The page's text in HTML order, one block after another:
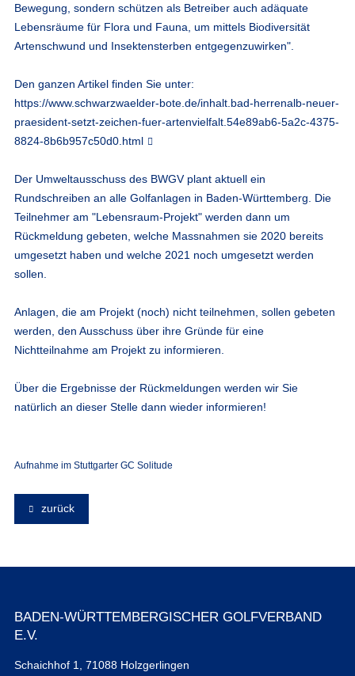
Bewegung, sondern schützen als Betreiber auch adäquate
Lebensräume für Flora und Fauna, um mittels Biodiversität
Artenschwund und Insektensterben entgegenzuwirken".
Den ganzen Artikel finden Sie unter:
https://www.schwarzwaelder-bote.de/inhalt.bad-herrenalb-neuer-
praesident-setzt-zeichen-fuer-artenvielfalt.54e89ab6-5a2c-4375-
8824-8b6b957c50d0.html
Der Umweltausschuss des BWGV plant aktuell ein
Rundschreiben an alle Golfanlagen in Baden-Württemberg. Die
Teilnehmer am "Lebensraum-Projekt" werden dann um
Rückmeldung gebeten, welche Massnahmen sie 2020 bereits
umgesetzt haben und welche 2021 noch umgesetzt werden
sollen.
Anlagen, die am Projekt (noch) nicht teilnehmen, sollen gebeten
werden, den Ausschuss über ihre Gründe für eine
Nichtteilnahme am Projekt zu informieren.
Über die Ergebnisse der Rückmeldungen werden wir Sie
natürlich an dieser Stelle dann wieder informieren!
Aufnahme im Stuttgarter GC Solitude
zurück
BADEN-WÜRTTEMBERGISCHER GOLFVERBAND
E.V.
Schaichhof 1, 71088 Holzgerlingen